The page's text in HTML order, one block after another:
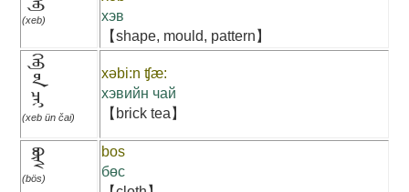
(xeb)
хэв
【shape, mould, pattern】
ᠬᠡᠪ ᠦᠨ ᠴᠠᠢ
(xeb ün čai)
xəbi:n ʧæ:
хэвийн чай
【brick tea】
ᠪᠥᠰ
(bös)
bos
бөс